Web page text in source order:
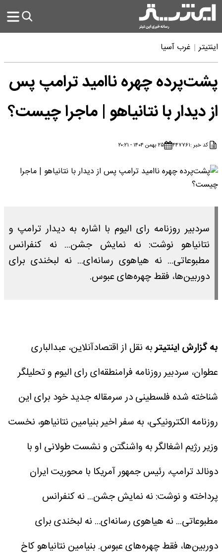
اینتیتر غرب آسیا
پشت‌پرده چهره ناامید ترامپ پس
از دیدار با نتانیاهو | ماجرا چیست؟
کد خبر :۴۴۷۷۶۱ ۲۵ بهمن ۱۴۰۴ - ۲۰:۲۱
سردبیر روزنامه رای الیوم با اشاره به دیدار ترامپ و
نتانیاهو نوشت: نه نمایش جشن... نه کنفرانس
مطبوعاتی... نه هیاهوی رسانه‌ای... نه لبخندی برای
دوربین‌ها، فقط چهره‌های عبوس.
به گزارش اینتیتربه نقل از اقتصادآنلاین، عبدالباری
عطوان، سردبیر روزنامه فرامنطقه‌ای رای الیوم و تحلیلگر
شناخته شده فلسطینی در سرمقاله جدید خود برای این
روزنامه الکترونیکی، به سفر اخیر بنیامین نتانیاهو، نخست
وزیر رژیم اشغالگر به واشنگتن و نشست طولانی او با
دونالد ترامپ، رئیس جمهور آمریکا با محوریت ایران
پرداخته و نوشت: نه نمایش جشن... نه کنفرانس
مطبوعاتی... نه هیاهوی رسانه‌ای... نه لبخندی برای
دوربین‌ها، فقط چهره‌های عبوس. بنیامین نتانیاهو کاخ